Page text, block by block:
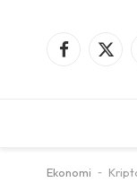
Facebook
X
Ekonomi -